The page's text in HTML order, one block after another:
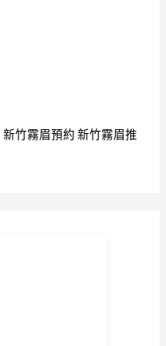
新竹霧眉預約 新竹霧眉推